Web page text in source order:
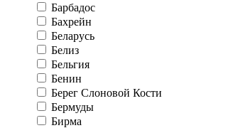
Барбадос
Бахрейн
Беларусь
Белиз
Бельгия
Бенин
Берег Слоновой Кости
Бермуды
Бирма